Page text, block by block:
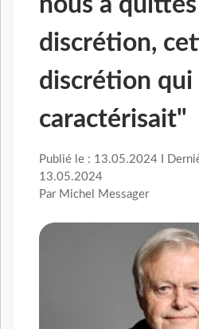
discrétion,
discrétion qui
caractérisait"
Publié le : 13.05.2024 I
13.05.2024
Par Michel Messager